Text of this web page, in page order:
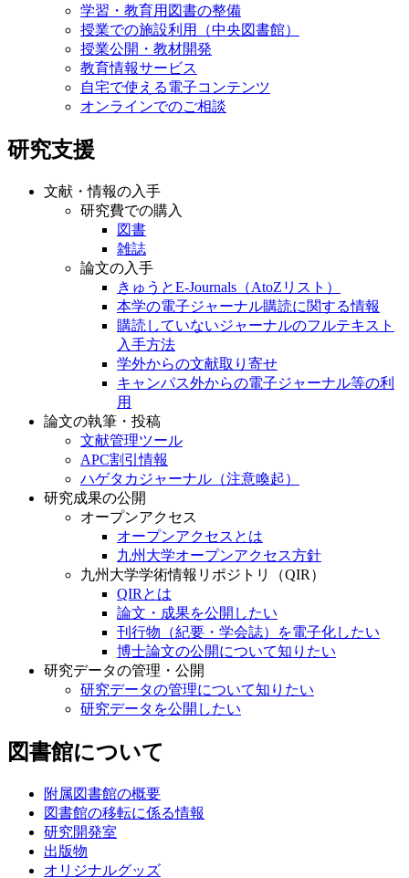
学習・教育用図書の整備
授業での施設利用（中央図書館）
授業公開・教材開発
教育情報サービス
自宅で使える電子コンテンツ
オンラインでのご相談
研究支援
文献・情報の入手
研究費での購入
図書
雑誌
論文の入手
きゅうとE-Journals（AtoZリスト）
本学の電子ジャーナル購読に関する情報
購読していないジャーナルのフルテキスト
入手方法
学外からの文献取り寄せ
キャンパス外からの電子ジャーナル等の利
用
論文の執筆・投稿
文献管理ツール
APC割引情報
ハゲタカジャーナル（注意喚起）
研究成果の公開
オープンアクセス
オープンアクセスとは
九州大学オープンアクセス方針
九州大学学術情報リポジトリ（QIR）
QIRとは
論文・成果を公開したい
刊行物（紀要・学会誌）を電子化したい
博士論文の公開について知りたい
研究データの管理・公開
研究データの管理について知りたい
研究データを公開したい
図書館について
附属図書館の概要
図書館の移転に係る情報
研究開発室
出版物
オリジナルグッズ